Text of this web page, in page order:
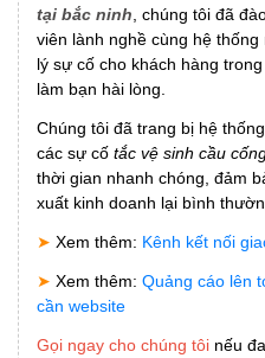
tại bắc ninh , chúng tôi đã
viên lành nghề cùng hệ
lý sự cố cho khách hàng
làm bạn hài lòng.
Chúng tôi đã trang bị hệ
các sự cố tắc vệ sinh cầu
thời gian nhanh chóng, đảm
xuất kinh doanh lại bình
➤ Xem thêm: Kênh kết nối
➤ Xem thêm: Quảng cáo lên
cần website
Gọi ngay cho chúng tôi nếu